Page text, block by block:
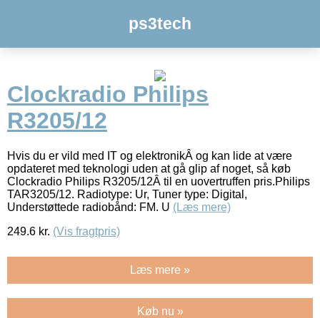
ps3tech
Clockradio Philips
R3205/12
Hvis du er vild med IT og elektronikÂ og kan lide at være
opdateret med teknologi uden at gå glip af noget, så køb
Clockradio Philips R3205/12Â til en uovertruffen pris.Philips
TAR3205/12. Radiotype: Ur, Tuner type: Digital,
Understøttede radiobånd: FM. U (Læs mere)
249.6 kr. (Vis fragtpris)
Læs mere »
Køb nu »